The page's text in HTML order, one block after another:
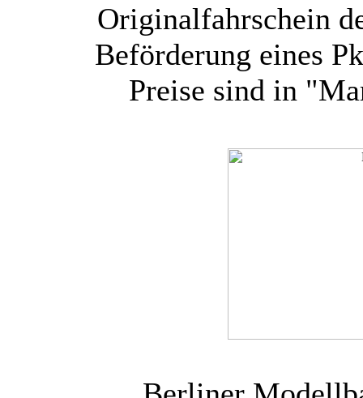
Originalfahrschein
Beförderung eines
Preise sind in